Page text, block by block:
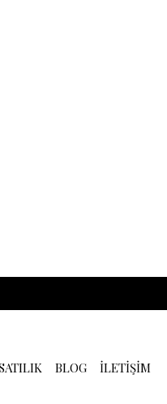
BLOG İLETIŞIM